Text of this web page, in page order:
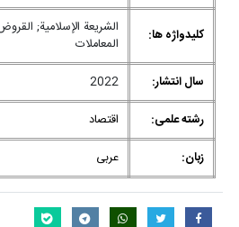
کلیدواژه ها:
الشريعة الإسلامية;
المعاملات
سال انتشار:
2022
رشته علمی:
اقتصاد
زبان:
عربی